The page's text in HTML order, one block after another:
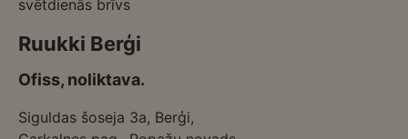
svētdienās brīvs
Ruukki Berģi
Ofiss, noliktava.
Siguldas šoseja 3a, Berģi,